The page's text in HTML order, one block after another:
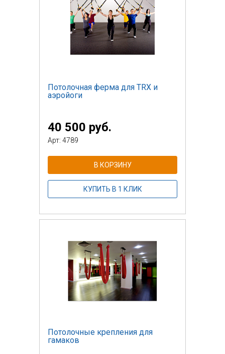
Потолочная ферма для TRX и
аэройоги
40 500 руб.
Арт: 4789
В КОРЗИНУ
КУПИТЬ В 1 КЛИК
Потолочные крепления для
гамаков